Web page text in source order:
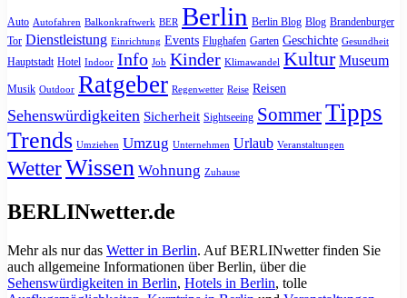
Auto Autofahren Balkonkraftwerk BER Berlin Berlin Blog Blog Brandenburger
Tor Dienstleistung Einrichtung Events Flughafen Garten Geschichte Gesundheit
Hauptstadt Hotel Indoor Info Job Kinder Klimawandel Kultur Museum
Musik Outdoor Ratgeber Regenwetter Reise Reisen
Sehenswürdigkeiten Sicherheit Sightseeing SommerTipps
Trends Umziehen Umzug Unternehmen Urlaub Veranstaltungen
WetterWissen Wohnung Zuhause
BERLINwetter.de
Mehr als nur das Wetter in Berlin. Auf BERLINwetter finden Sie
auch allgemeine Informationen über Berlin, über die
Sehenswürdigkeiten in Berlin, Hotels in Berlin, tolle